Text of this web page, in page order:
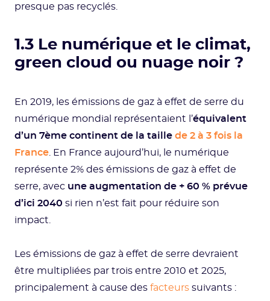
presque pas recyclés.
1.3 Le numérique et le climat,
green cloud ou nuage noir ?
En 2019, les émissions de gaz à effet de serre du
numérique mondial représentaient l’équivalent
d’un 7ème continent de la taille de 2 à 3 fois la
France . En France aujourd’hui, le numérique
représente 2% des émissions de gaz à effet de
serre, avec une augmentation de + 60 % prévue
d’ici 2040 si rien n’est fait pour réduire son
impact.
Les émissions de gaz à effet de serre devraient
être multipliées par trois entre 2010 et 2025,
principalement à cause des facteurs suivants :